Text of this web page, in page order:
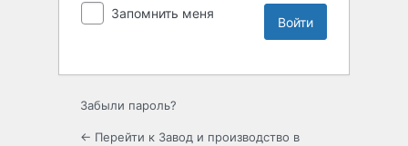
Запомнить меня
Забыли пароль?
← Перейти к Завод и производство в